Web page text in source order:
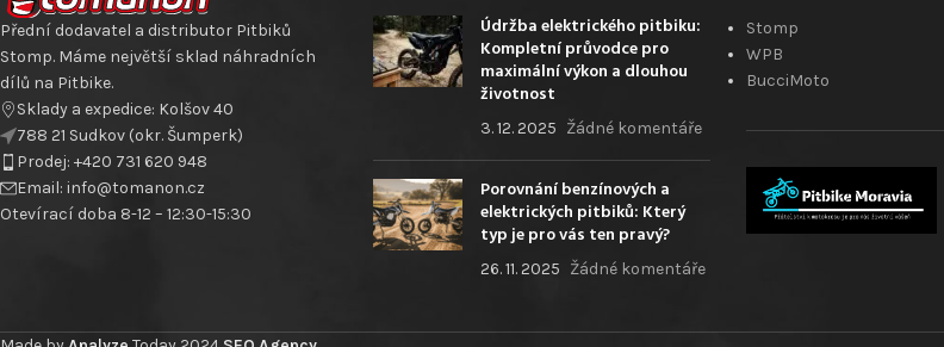
Přední dodavatel a distributor Pitbiků
Stomp. Máme největší sklad náhradních
dílů na Pitbike.
Sklady a expedice: Kolšov 40
788 21 Sudkov (okr. Šumperk)
Prodej: +420 731 620 948
Email: info@tomanon.cz
Otevírací doba 8-12 – 12:30-15:30
Údržba elektrického pitbiku:
Kompletní průvodce pro
maximální výkon a dlouhou
životnost
3. 12. 2025 Žádné komentáře
Porovnání benzínových a
elektrických pitbiků: Který
typ je pro vás ten pravý?
26. 11. 2025 Žádné komentáře
Stomp
WPB
BucciMoto